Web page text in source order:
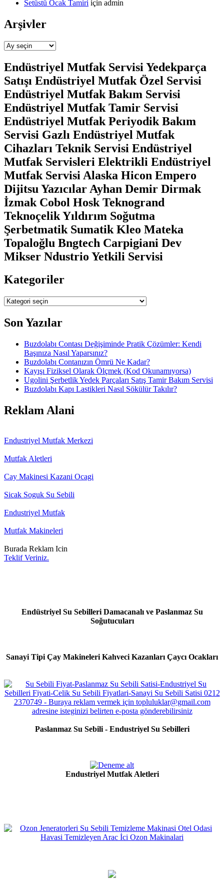
Setüstü Ocak Tamiri için admin
Arşivler
Arşivler
Endüstriyel Mutfak Servisi Yedekparça
Satışı Endüstriyel Mutfak Özel Servisi
Endüstriyel Mutfak Bakım Servisi
Endüstriyel Mutfak Tamir Servisi
Endüstriyel Mutfak Periyodik Bakım
Servisi Gazlı Endüstriyel Mutfak
Cihazları Teknik Servisi Endüstriyel
Mutfak Servisleri Elektrikli Endüstriyel
Mutfak Servisi Alaska Hicon Empero
Dijitsu Yazıcılar Ayhan Demir Dirmak
İzmak Cobol Hosk Teknogrand
Teknoçelik Yıldırım Soğutma
Şerbetmatik Sumatik Kleo Mateka
Topaloğlu Bngtech Carpigiani Dev
Mikser Ndustrio Yetkili Servisi
Kategoriler
Kategoriler
Son Yazılar
Buzdolabı Contası Değişiminde Pratik Çözümler: Kendi
Başınıza Nasıl Yaparsınız?
Buzdolabı Contanızın Ömrü Ne Kadar?
Kayışı Fiziksel Olarak Ölçmek (Kod Okunamıyorsa)
Ugolini Şerbetlik Yedek Parçaları Satış Tamir Bakım Servisi
Buzdolabı Kapı Lastikleri Nasıl Sökülür Takılır?
Reklam Alani
Endustriyel Mutfak Merkezi
Mutfak Aletleri
Cay Makinesi Kazani Ocagi
Sicak Soguk Su Sebili
Endustriyel Mutfak
Mutfak Makineleri
Burada Reklam Icin
Teklif Veriniz.
Endüstriyel Su Sebilleri Damacanalı ve Paslanmaz Su
Soğutucuları
Sanayi Tipi Çay Makineleri Kahveci Kazanları Çaycı Ocakları
Paslanmaz Su Sebili - Endustriyel Su Sebilleri
Endustriyel Mutfak Aletleri